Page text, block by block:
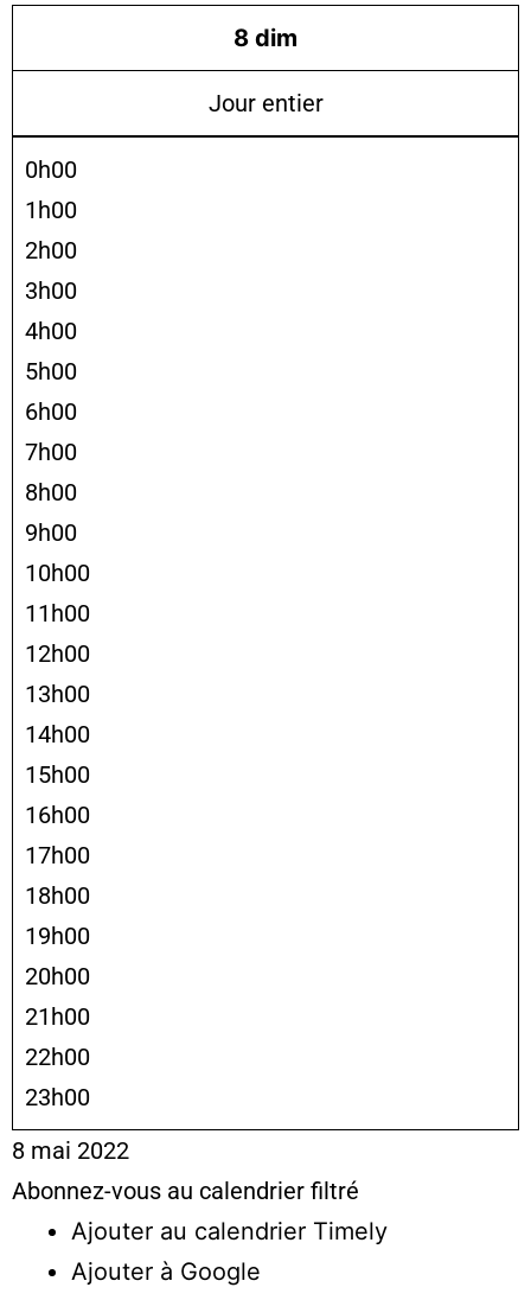
8 dim
Jour entier
0h00
1h00
2h00
3h00
4h00
5h00
6h00
7h00
8h00
9h00
10h00
11h00
12h00
13h00
14h00
15h00
16h00
17h00
18h00
19h00
20h00
21h00
22h00
23h00
8 mai 2022
Abonnez-vous au calendrier filtré
Ajouter au calendrier Timely
Ajouter à Google